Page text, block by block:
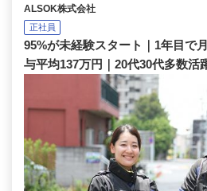
ALSOK株式会社
正社員
95%が未経験スタート｜1年目で
与平均137万円｜20代30代多数活